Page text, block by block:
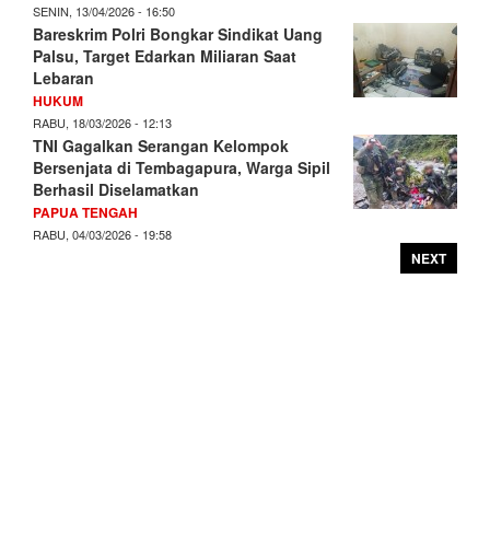
SENIN, 13/04/2026 - 16:50
Bareskrim Polri Bongkar Sindikat Uang
Palsu, Target Edarkan Miliaran Saat
Lebaran
HUKUM
RABU, 18/03/2026 - 12:13
TNI Gagalkan Serangan Kelompok
Bersenjata di Tembagapura, Warga Sipil
Berhasil Diselamatkan
PAPUA TENGAH
RABU, 04/03/2026 - 19:58
NEXT